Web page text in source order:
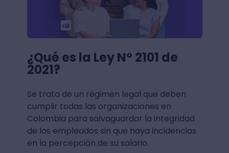
¿Qué es la Ley Nº 2101 de
2021?
Se trata de un régimen legal que deben
cumplir todas las organizaciones en
Colombia para salvaguardar la integridad
de los empleados sin que haya incidencias
en la percepción de su salario.